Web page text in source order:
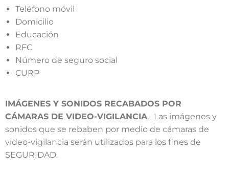
Teléfono móvil
Domicilio
Educación
RFC
Número de seguro social
CURP
IMÁGENES Y SONIDOS RECABADOS POR
CÁMARAS DE VIDEO-VIGILANCIA.- Las imágenes y
sonidos que se rebaben por medio de cámaras de
video-vigilancia serán utilizados para los fines de
SEGURIDAD.